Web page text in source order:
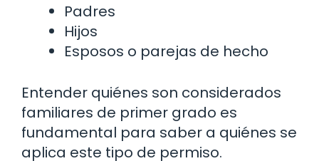
Padres
Hijos
Esposos o parejas de hecho
Entender quiénes son considerados
familiares de primer grado es
fundamental para saber a quiénes se
aplica este tipo de permiso.